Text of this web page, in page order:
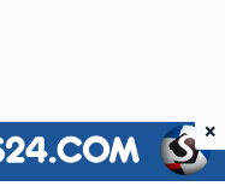
×